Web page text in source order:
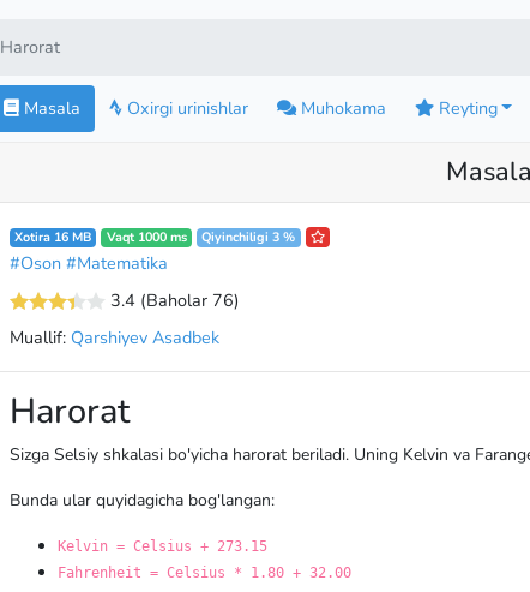
Harorat
Masala Oxirgi urinishlar Muhokama Reyting
Xotira 16 MB Vaqt 1000 ms Qiyinchiligi 3 %
#Oson #Matematika
3.4 (Baholar 76)
Muallif: Qarshiyev Asadbek
Harorat
Sizga Selsiy shkalasi bo'yicha harorat beriladi. Uning Kelvin va
Bunda ular quyidagicha bog'langan:
Kelvin = Celsius + 273.15
Fahrenheit = Celsius * 1.80 + 32.00